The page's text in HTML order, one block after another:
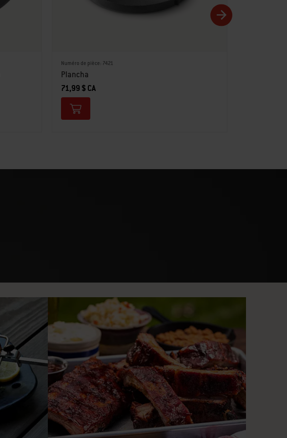
Numéro de pièce: 7421
Plancha
71,99 $ CA